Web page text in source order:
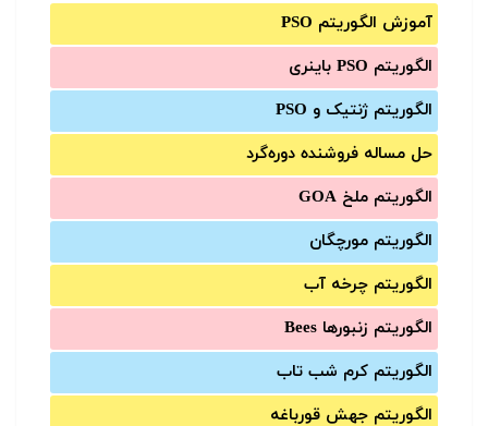
آموزش الگوریتم PSO
الگوریتم PSO باینری
الگوریتم ژنتیک و PSO
حل مساله فروشنده دوره‌گرد
الگوریتم ملخ GOA
الگوریتم مورچگان
الگوریتم چرخه آب
الگوریتم زنبورها Bees
الگوریتم کرم شب تاب
الگوریتم جهش قورباغه